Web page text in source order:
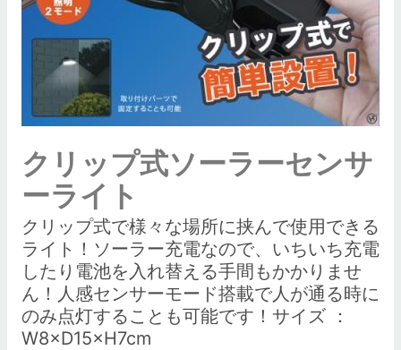
クリップ式ソーラーセンサ
ーライト
クリップ式で様々な場所に挟んで使用できる
ライト！ソーラー充電なので、いちいち充電
したり電池を入れ替える手間もかかりませ
ん！人感センサーモード搭載で人が通る時に
のみ点灯することも可能です！サイズ ：
W8×D15×H7cm